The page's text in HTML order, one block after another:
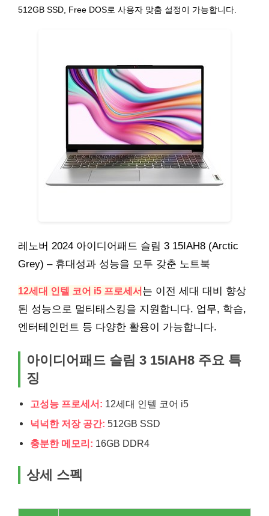
512GB SSD, Free DOS로 사용자 맞춤 설정이 가능합니다.
레노버 2024 아이디어패드 슬림 3 15IAH8 (Arctic
Grey) – 휴대성과 성능을 모두 갖춘 노트북
12세대 인텔 코어 i5 프로세서는 이전 세대 대비 향상
된 성능으로 멀티태스킹을 지원합니다. 업무, 학습,
엔터테인먼트 등 다양한 활용이 가능합니다.
아이디어패드 슬림 3 15IAH8 주요 특
징
고성능 프로세서: 12세대 인텔 코어 i5
넉넉한 저장 공간: 512GB SSD
충분한 메모리: 16GB DDR4
상세 스펙